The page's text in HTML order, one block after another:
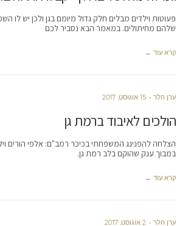
פעוטות וילדים מבלים חלק גדול מיומם בגן ולכן יש לו
שלהם מחיתולים. במאמר הבא נסביר לכם
קרא עוד ←
ערן הלר 15 אוגוסט, 2017
הולכים לאיבוד ברמת גן
הצלחה להפנינג המשפחתי בכיכר רמב"ם: אלפי הורים
במבוך ענק שהוקם בלב רמת גן.
קרא עוד ←
ערן הלר 2 אוגוסט, 2017